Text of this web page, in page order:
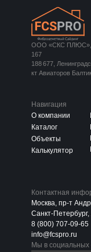
Навигация
О компании
Каталог
Объекты
Калькулятор
Контактная
Москва, пр-т
Санкт-Петербург,
8 (800) 707-09-65
info@fcspro.ru
Мы в социальных
ООО «СКС ПЛЮС»,
167
188 677,
кт Авиаторов